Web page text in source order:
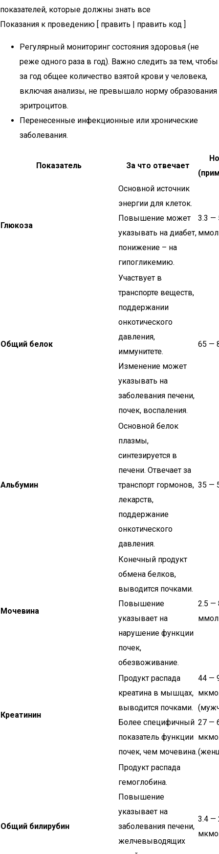
показателей, которые должны знать все
Показания к проведению [ править | править код ]
Регулярный мониторинг состояния здоровья (не
реже одного раза в год). Важно следить за тем, чтобы
за год общее количество взятой крови у человека,
включая анализы, не превышало норму образования
эритроцитов.
Перенесенные инфекционные или хронические
заболевания.
Показатель За что отвечает
Глюкоза
Основной источник
энергии для клеток.
Повышение может
указывать на диабет,
понижение – на
гипогликемию.
3.3 —
Общий белок
Участвует в
транспорте веществ,
поддержании
онкотического
давления,
иммунитете.
Изменение может
указывать на
заболевания печени,
почек, воспаления.
65 —
Альбумин
Основной белок
плазмы,
синтезируется в
печени. Отвечает за
транспорт гормонов,
лекарств,
поддержание
онкотического
давления.
35 —
Мочевина
Конечный продукт
обмена белков,
выводится почками.
Повышение
указывает на
нарушение функции
почек,
обезвоживание.
2.5 —
Креатинин
Продукт распада
креатина в мышцах,
выводится почками.
Более специфичный
показатель функции
почек, чем мочевина.
44 —
27 —
Общий билирубин
Продукт распада
гемоглобина.
Повышение
указывает на
заболевания печени,
желчевыводящих
3.4 —